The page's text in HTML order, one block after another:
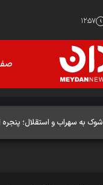
۱۲:۵۷
شوک به سهراب و استقلال؛ پنجره